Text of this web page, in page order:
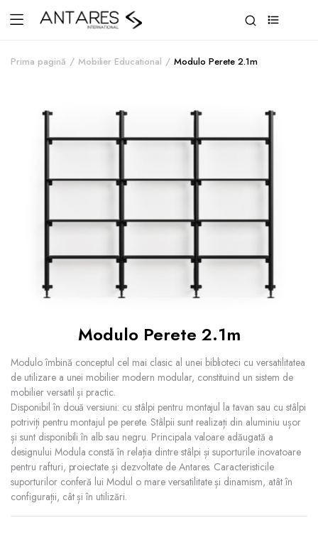
Prima pagină Mobilier Educational Modulo Perete 2.1m
Modulo Perete 2.1m
Modulo îmbină conceptul cel mai clasic al unei biblioteci cu versatilitatea
de utilizare a unei mobilier modern modular, constituind un sistem de
mobilier versatil și practic.
Disponibil în două versiuni: cu stâlpi pentru montajul la tavan sau cu stâlpi
potriviți pentru montajul pe perete. Stâlpii sunt realizați din aluminiu ușor
și sunt disponibili în alb sau negru. Principala valoare adăugată a
designului Modula constă în relația dintre stâlpi și suporturile inovatoare
pentru rafturi, proiectate și dezvoltate de Antares. Caracteristicile
suporturilor conferă lui Modul o mare versatilitate și dinamism, atât în
configurații, cât și în utilizări.